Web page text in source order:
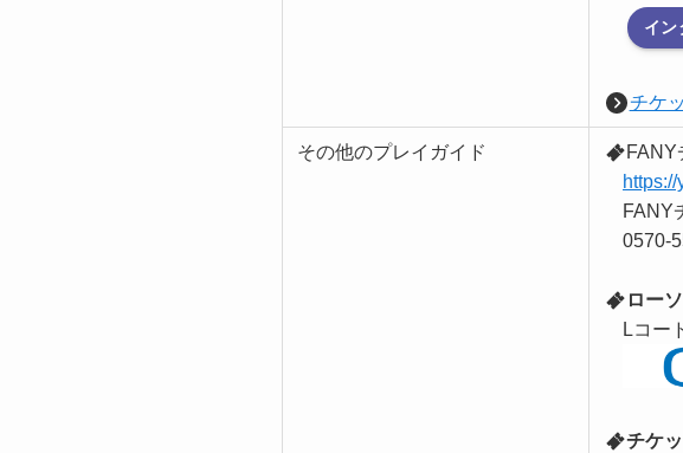
イン
チケ
その他のプレイガイド
FANY
FANY
0570-
ロー
Lコー
チケ